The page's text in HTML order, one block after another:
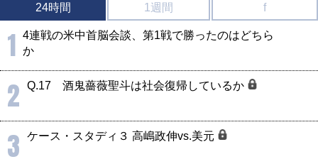
24時間 1週間 f
1 4連戦の米中首脳会談、第1戦で勝ったのはどちら
か
2 Q.17 酒鬼薔薇聖斗は社会復帰しているか
3 ケース・スタディ３ 高嶋政伸vs.美元